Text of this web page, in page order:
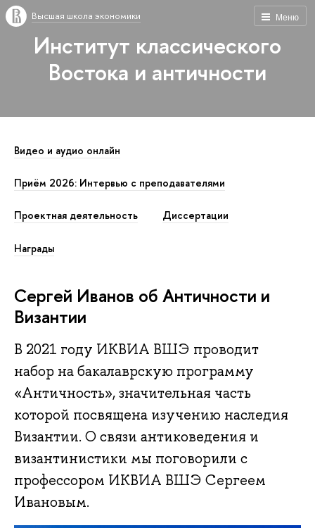
Меню
Высшая школа экономики
Институт классического
Востока и античности
Видео и аудио онлайн
Приём 2026: Интервью с преподавателями
Проектная деятельность Диссертации
Награды
Сергей Иванов об Античности и
Византии
В 2021 году ИКВИА ВШЭ проводит
набор на бакалаврскую программу
«Античность», значительная часть
которой посвящена изучению наследия
Византии. О связи антиковедения и
византинистики мы поговорили с
профессором ИКВИА ВШЭ Сергеем
Ивановым.